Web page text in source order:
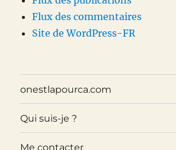
Flux des commentaires
Site de WordPress-FR
onestlapourca.com
Qui suis-je ?
Me contacter